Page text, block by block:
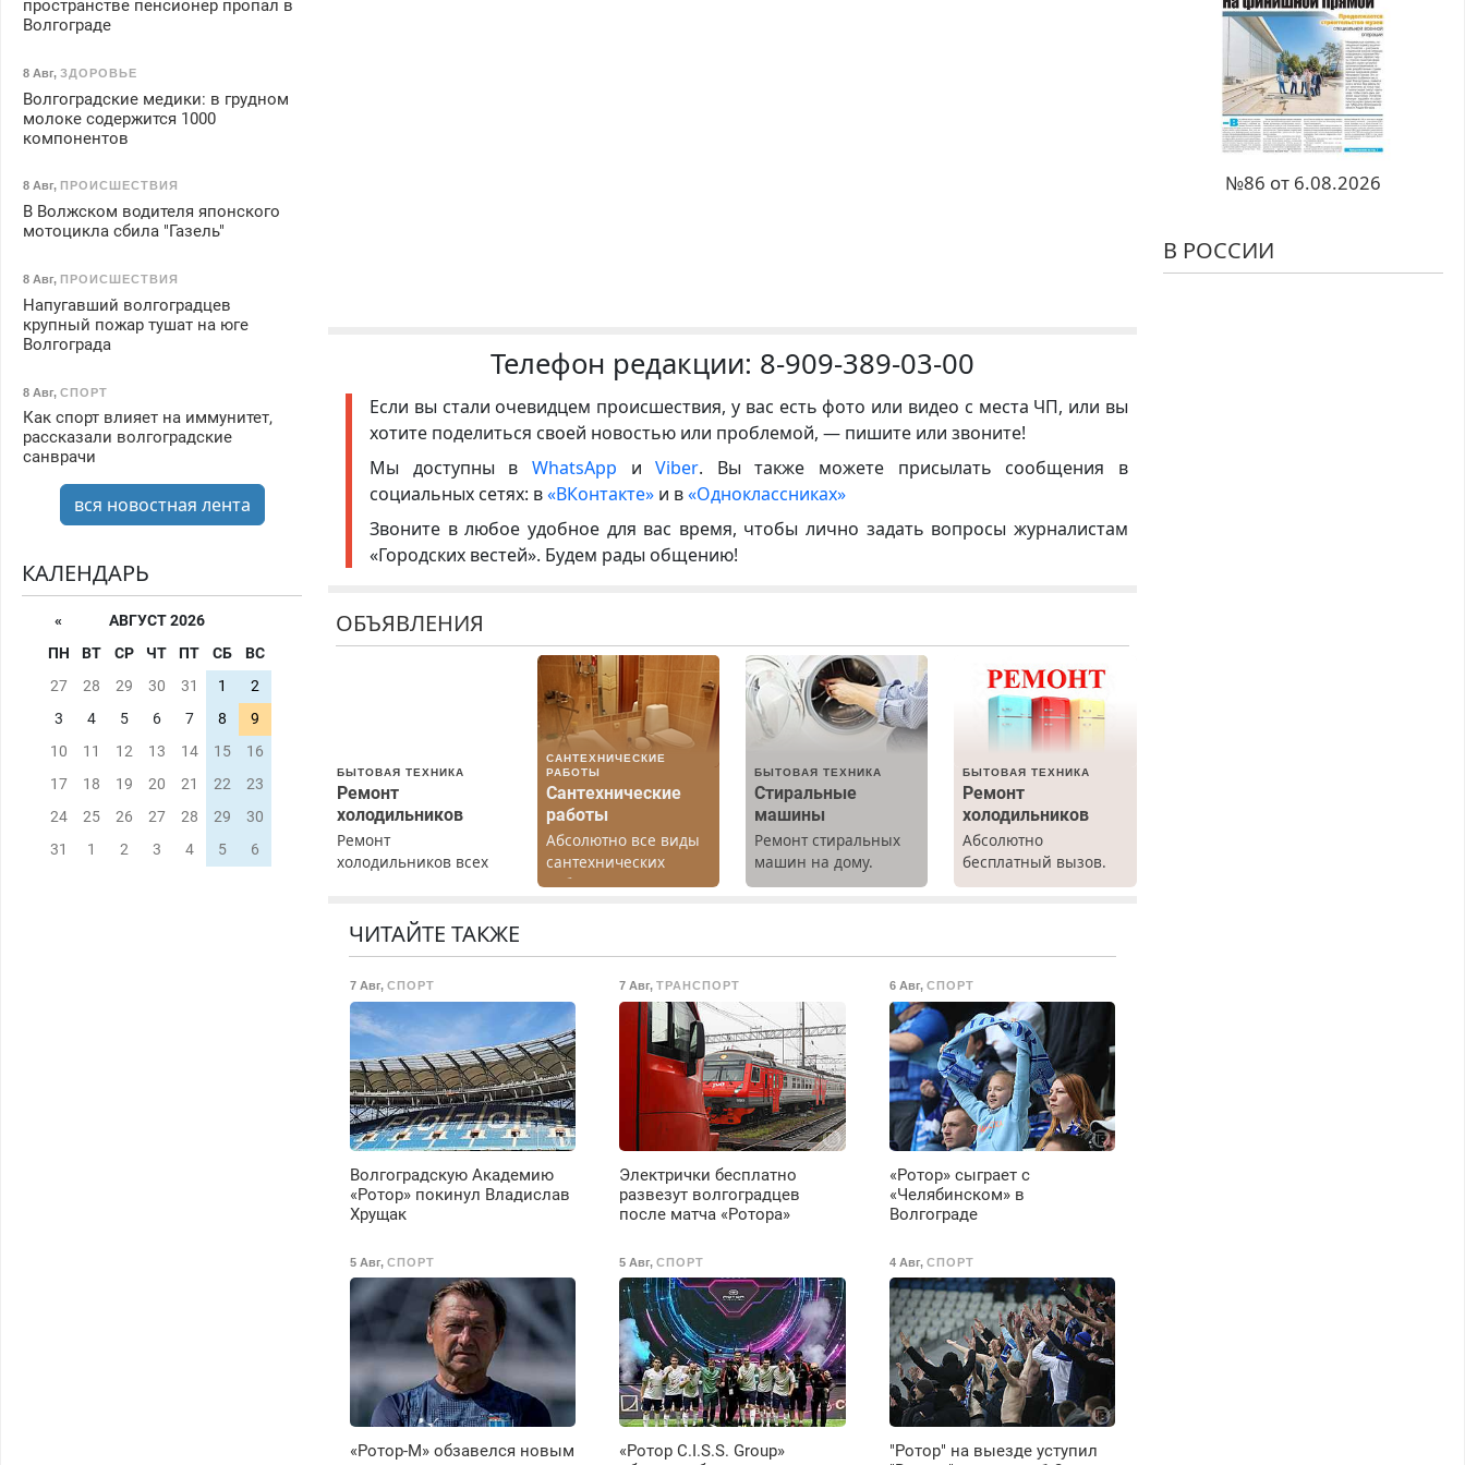
Телефон редакции: 8-909-389-03-00
Если вы стали очевидцем происшествия, у вас есть фото или видео с места ЧП, или вы
хотите поделиться своей новостью или проблемой, — пишите или звоните!
Мы доступны в WhatsApp иViber. Вы также можете присылать сообщения в
социальных сетях: в«ВКонтакте» и в«Одноклассниках»
Звоните в любое удобное для вас время, чтобы лично задать вопросы журналистам
«Городских вестей». Будем рады общению!
ОБЪЯВЛЕНИЯ
БЫТОВАЯ ТЕХНИКА
Ремонт
холодильников
Ремонт
холодильников всех
резины. Качественно.
Недорого. Без
районы. Скидка.
Вызов бесплатный.
САНТЕХНИЧЕСКИЕ
РАБОТЫ
Сантехнические
работы
Абсолютно все виды
сантехнических
работ. Быстро.
БЫТОВАЯ ТЕХНИКА
Стиральные
машины
Ремонт стиральных
машин на дому.
Выезд и диагностика
БЫТОВАЯ ТЕХНИКА
Ремонт
холодильников
Абсолютно
бесплатный вызов.
Ремонт
выходных.
Пенсионерам –
скидки до 40%.
Мастер со стажем.
ЧИТАЙТЕ ТАКЖЕ
7 Авг,СПОРТ
Волгоградскую Академию
«Ротор» покинул Владислав
Хрущак
7 Авг,ТРАНСПОРТ
Электрички бесплатно
развезут волгоградцев
после матча «Ротора»
6 Авг, СПОРТ
«Ротор» сыграет с
«Челябинском» в
Волгограде
5 Авг,СПОРТ
«Ротор-М» обзавелся новым
5 Авг,СПОРТ
«Ротор C.I.S.S. Group»
4 Авг, СПОРТ
"Ротор" на выезде уступил
пространстве пенсионер пропал в
Волгограде
8 Авг, ЗДОРОВЬЕ
Волгоградские медики: в грудном
молоке содержится 1000
компонентов
8 Авг, ПРОИСШЕСТВИЯ
В Волжском водителя японского
мотоцикла сбила "Газель"
8 Авг, ПРОИСШЕСТВИЯ
Напугавший волгоградцев
крупный пожар тушат на юге
Волгограда
8 Авг, СПОРТ
Как спорт влияет на иммунитет,
рассказали волгоградские
санврачи
вся новостная лента
КАЛЕНДАРЬ
«
АВГУСТ 2026
ПН
ВТ СР ЧТ ПТ СБ
ВС
27
28 29 30 31 1
2
3
4 5 6 7 8
9
10
11 12 13 14 15
16
17
18 19 20 21 22
23
24
25 26 27 28 29
30
31
1 2 3 4 5 6
№86 от 6.08.2026
В РОССИИ